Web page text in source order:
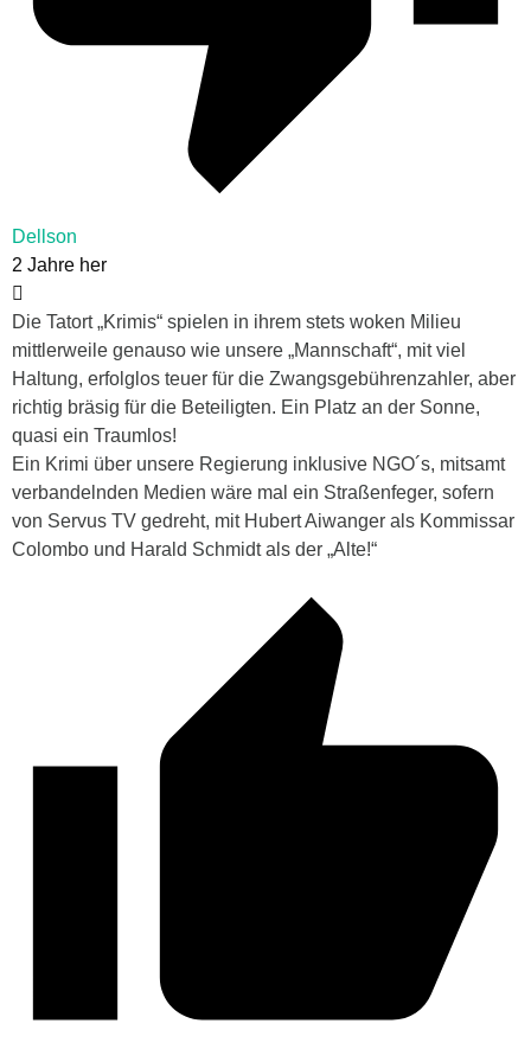
Dellson
2 Jahre her
Die Tatort „Krimis“ spielen in ihrem stets woken Milieu
mittlerweile genauso wie unsere „Mannschaft“, mit viel
Haltung, erfolglos teuer für die Zwangsgebührenzahler, aber
richtig bräsig für die Beteiligten. Ein Platz an der Sonne,
quasi ein Traumlos!
Ein Krimi über unsere Regierung inklusive NGO´s, mitsamt
verbandelnden Medien wäre mal ein Straßenfeger, sofern
von Servus TV gedreht, mit Hubert Aiwanger als Kommissar
Colombo und Harald Schmidt als der „Alte!“